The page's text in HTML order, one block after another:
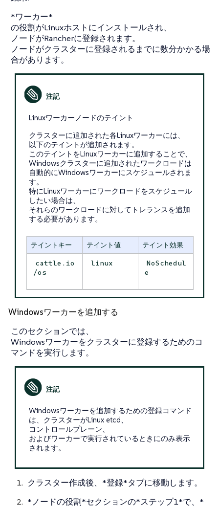
*ワーカー*
の役割がLinuxホストにインストールされ、
ノードがRancherに登録されます。
ノードがクラスターに登録されるまでに数分かかる場
合があります。
Linuxワーカーノードのテイント
クラスターに追加された各Linuxワーカーには、
以下のテイントが追加されます。
このテイントをLinuxワーカーに追加することで、
Windowsクラスターに追加されたワークロードは
自動的にWindowsワーカーにスケジュールされま
す。
特にLinuxワーカーにワークロードをスケジュール
したい場合は、
それらのワークロードに対してトレランスを追加
する必要があります。
テイントキー テイント値 テイント効果
cattle.io
/os
linux
NoSchedul
e
Windowsワーカーを追加する
このセクションでは、
Windowsワーカーをクラスターに登録するためのコ
マンドを実行します。
Windowsワーカーを追加するための登録コマンド
は、クラスターがLinux etcd、
コントロールプレーン、
およびワーカーで実行されているときにのみ表示
されます。
クラスター作成後、*登録*タブに移動します。
*ノードの役割*セクションの*ステップ1*で、*